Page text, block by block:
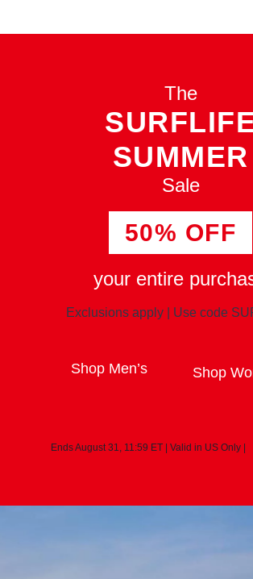
The
SUMMER
Sale
50% OFF
your entire
Exclusions apply Use code
Shop Men’s Shop
Ends August31, 11:59 ET| Valid in US Only|